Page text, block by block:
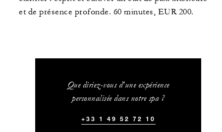
et de présence profonde. 60 minutes, EUR 200.
Que diriez-vous d'une expérience
personnalisée dans notre spa ?
+33 1 49 52 72 10